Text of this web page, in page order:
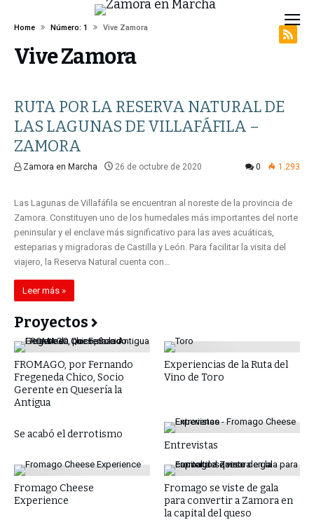
Home Número: 1 Vive Zamora
Vive Zamora
RUTA POR LA RESERVA NATURAL DE
LAS LAGUNAS DE VILLAFÁFILA –
ZAMORA
Zamora en Marcha 26 de octubre de 2020 0
1.293
Las Lagunas de Villafáfila se encuentran al noreste de la provincia de
Zamora. Constituyen uno de los humedales más importantes del norte
peninsular y el enclave más significativo para las aves acuáticas,
esteparias y migradoras de Castilla y León. Para facilitar la visita del
viajero, la Reserva Natural cuenta con…
Leer más »
Proyectos
FROMAGO, por Fernando
Fregeneda Chico, Socio
Gerente en Quesería la
Antigua
Experiencias de la Ruta del
Vino de Toro
Se acabó el derrotismo
Entrevistas
Fromago Cheese
Experience
Fromago se viste de gala
para convertir a Zamora en
la capital del queso